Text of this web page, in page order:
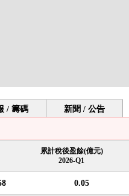
/ 籌碼 新聞 / 公告
累計稅後盈餘(億元)
2026-Q1
0.05